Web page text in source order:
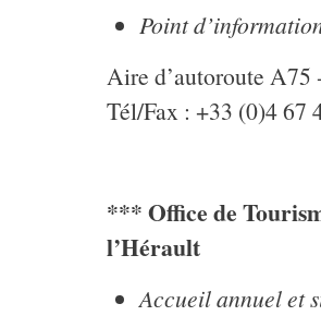
Point
Aire d’autoroute A75
Tél/Fax : +33 (0)4 67
*** Office de
l’Hérault
Accueil annuel et